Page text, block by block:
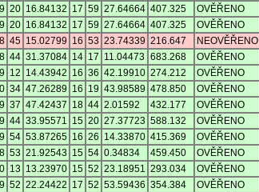
20 16.84132 17 59 27.64664 407.325 OVĚŘENO
20 16.84132 17 59 27.64664 407.325 OVĚŘENO
45 15.02799 16 53 23.74339 216.647 NEOVĚŘENO
44 31.37084 14 17 11.04473 683.268 OVĚŘENO
12 14.43942 16 36 42.19910 274.212 OVĚŘENO
34 47.26289 16 19 43.98589 478.850 OVĚŘENO
37 47.42437 18 44 2.01592 432.177 OVĚŘENO
44 33.95571 15 20 27.37723 588.132 OVĚŘENO
54 53.87265 16 26 14.33870 415.369 OVĚŘENO
53 21.92543 15 54 0.34834 459.450 OVĚŘENO
13 13.23970 15 52 23.18951 293.034 OVĚŘENO
52 22.24422 17 52 53.59436 354.384 OVĚŘENO